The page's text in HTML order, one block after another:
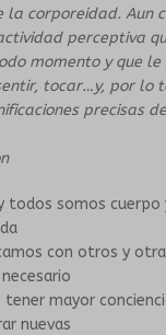
la corporeidad. Aun
perceptiva
momento y que le
tocar…y, por lo
precisas
todos somos cuerpo
con otros y
mayor
nuevas